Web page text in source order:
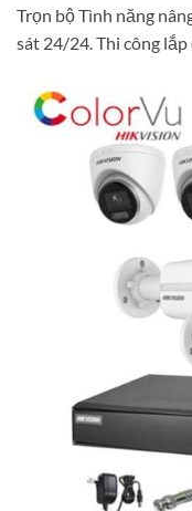
Trọn bộ Tình năng
sát 24/24. Thi công